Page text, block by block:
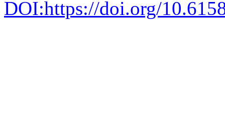
DOI:https://doi.org/